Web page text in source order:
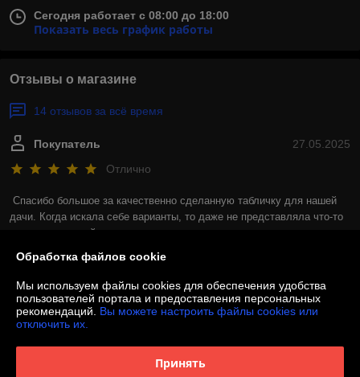
Сегодня работает с 08:00 до 18:00
Показать весь график работы
Отзывы о магазине
14 отзывов за всё время
27.05.2025
Покупатель
Отлично
Спасибо большое за качественно сделанную табличку для нашей
дачи. Когда искала себе варианты, то даже не представляла что-то
похожего, случайно наткнулась на рекламу и в итоге мы с мужем
Сделка подтверждена через корзину
Покупатель
Обработка файлов cookie
Мы используем файлы cookies для обеспечения удобства
пользователей портала и предоставления персональных
рекомендаций. Вы можете настроить файлы cookies или
отключить их.
Принять